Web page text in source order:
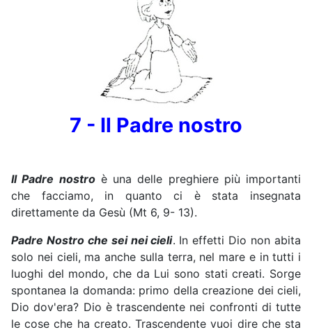
7 - Il Padre nostro
Il Padre nostroè una delle preghiere più importanti
che facciamo, in quanto ci è stata insegnata
direttamente da Gesù (Mt 6, 9- 13).
Padre Nostro che sei nei cieli. In effetti Dio non abita
solo nei cieli, ma anche sulla terra, nel mare e in tutti i
luoghi del mondo, che da Lui sono stati creati. Sorge
spontanea la domanda: primo della creazione dei cieli,
Dio dov'era? Dio è trascendente nei confronti di tutte
le cose che ha creato. Trascendente vuoi dire che sta